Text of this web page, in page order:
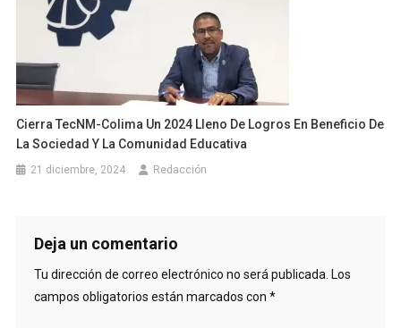
Cierra TecNM-Colima Un 2024 Lleno De Logros En Beneficio De
La Sociedad Y La Comunidad Educativa
21 diciembre, 2024 Redacción
Deja un comentario
Tu dirección de correo electrónico no será publicada. Los
campos obligatorios están marcados con *